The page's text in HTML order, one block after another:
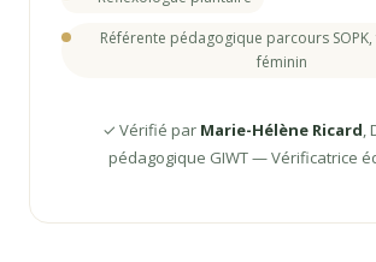
Référente pédagogique parcours
féminin
✓ Vérifié par Marie-Hélène Ricard,
pédagogique GIWT — Vérificatrice